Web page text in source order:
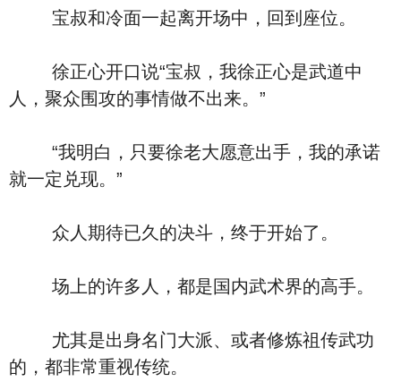
宝叔和冷面一起离开场中，回到座位。
徐正心开口说“宝叔，我徐正心是武道中
人，聚众围攻的事情做不出来。”
“我明白，只要徐老大愿意出手，我的承诺
就一定兑现。”
众人期待已久的决斗，终于开始了。
场上的许多人，都是国内武术界的高手。
尤其是出身名门大派、或者修炼祖传武功
的，都非常重视传统。